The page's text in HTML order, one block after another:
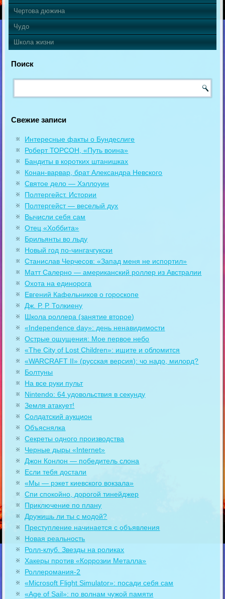
Чертова дюжина
Чудо
Школа жизни
Поиск
Свежие записи
Интересные факты о Бундеслиге
Роберт ТОРСОН, «Путь воина»
Бандиты в коротких штанишках
Конан-варвар, брат Александра Невского
Святое дело — Хэллоуин
Полтергейст. Истории
Полтергейст — веселый дух
Вычисли себя сам
Отец «Хоббита»
Брильянты во льду
Новый год по-чингачгукски
Станислав Черчесов: «Запад меня не испортил»
Матт Салерно — американский роллер из Австралии
Охота на единорога
Евгений Кафельников о гороскопе
Дж. Р. Р. Толкиену
Школа роллера (занятие второе)
«Independence day»: день ненавидимости
Острые ощущения: Мое первое небо
«The City of Lost Children»: ищите и обломится
«WARCRAFT II» (русская версия): чо надо, милорд?
Болтуны
На все руки пульт
Nintendo: 64 удовольствия в секунду
Земля атакует!
Солдатский аукцион
Объяснялка
Секреты одного производства
Черные дыры «Internet»
Джон Конлон — победитель слона
Если тебя достали
«Мы — рэкет киевского вокзала»
Спи спокойно, дорогой тинейджер
Приключение по плану
Дружишь ли ты с модой?
Преступление начинается с объявления
Новая реальность
Ролл-клуб. Звезды на роликах
Хакеры против «Коррозии Металла»
Роллеромания-2
«Microsoft Flight Simulator»: посади себя сам
«Age of Sail»: по волнам чужой памяти